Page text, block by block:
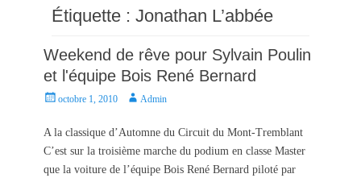
Étiquette : Jonathan L’abbée
Weekend de rêve pour Sylvain Poulin
et l'équipe Bois René Bernard
P
s
t
octobre 1, 2010
A
t
Admin
A la classique d’Automne du Circuit du Mont-Tremblant
C’est sur la troisième marche du podium en classe Master
que la voiture de l’équipe Bois René Bernard piloté par